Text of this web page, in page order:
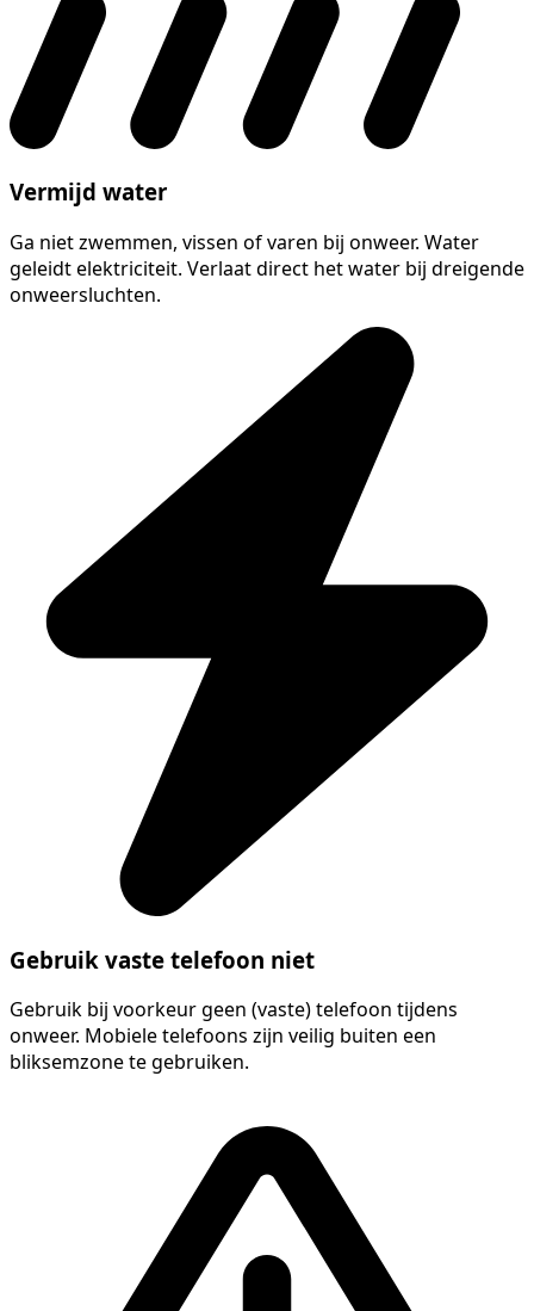
Vermijd water
Ga niet zwemmen, vissen of varen bij onweer. Water
geleidt elektriciteit. Verlaat direct het water bij dreigende
onweersluchten.
Gebruik vaste telefoon niet
Gebruik bij voorkeur geen (vaste) telefoon tijdens
onweer. Mobiele telefoons zijn veilig buiten een
bliksemzone te gebruiken.